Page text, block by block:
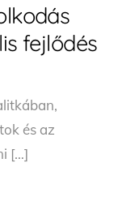
fejlődés
és az
[…]